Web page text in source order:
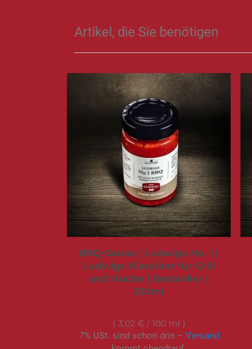
Artikel, die Sie benötigen
BBQ-Sauce | Ludwigs No. 1 |
Ludwigs Klassiker für Grill
und Küche | Bestseller |
230ml
3,02 €/ 100 ml
7% USt. sind schon drin – Versand